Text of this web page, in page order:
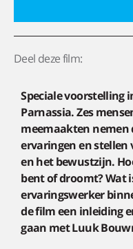
Deel deze film:
Speciale voorstelling
Parnassia. Zes
meemaakten nemen
ervaringen en stellen
en het bewustzijn.
bent of droomt? Wat
ervaringswerker
de film een inleiding
gaan met Luuk